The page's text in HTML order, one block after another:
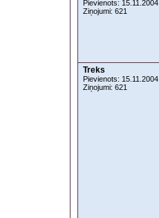
Pievienots: 15.11.2004
Ziņojumi: 621
Treks
Pievienots: 15.11.2004
Ziņojumi: 621